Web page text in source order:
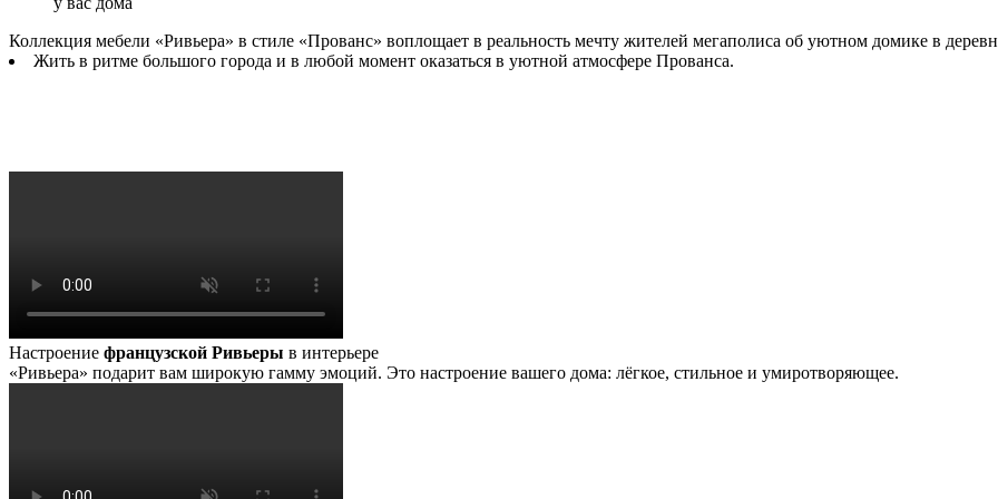
Коллекция мебели «Ривьера» в стиле «Прованс» воплощает в реальность мечту жителей мегаполиса об уютном домике в
Жить в ритме большого города и в любой момент оказаться в уютной атмосфере Прованса.
Настроение французской Ривьеры в интерьере
«Ривьера» подарит вам широкую гамму эмоций. Это настроение вашего дома: лёгкое, стильное и умиротворяющее.